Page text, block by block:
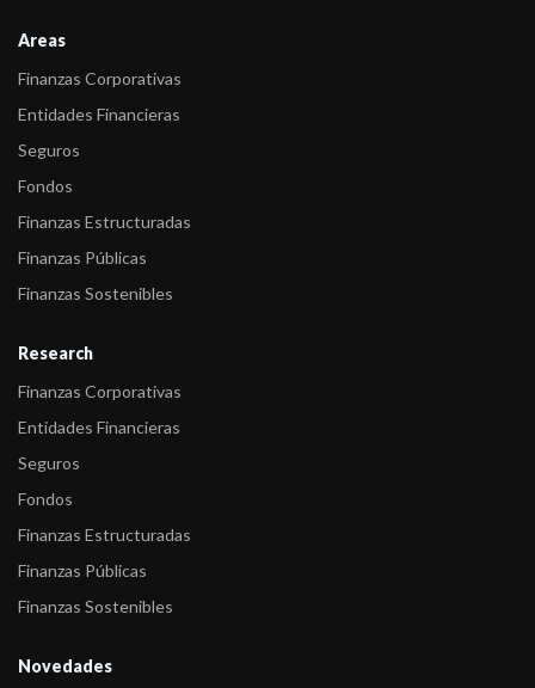
Areas
Finanzas Corporativas
Entidades Financieras
Seguros
Fondos
Finanzas Estructuradas
Finanzas Públicas
Finanzas Sostenibles
Research
Finanzas Corporativas
Entidades Financieras
Seguros
Fondos
Finanzas Estructuradas
Finanzas Públicas
Finanzas Sostenibles
Novedades